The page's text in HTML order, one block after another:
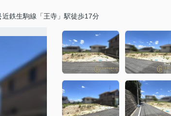
近鉄生駒線「王寺」駅徒歩17分